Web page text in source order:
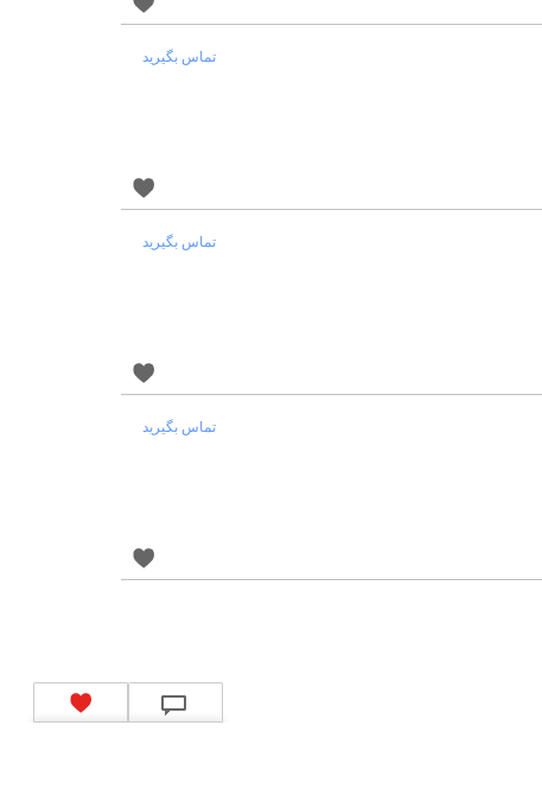
تماس بگیرید
تماس بگیرید
تماس بگیرید